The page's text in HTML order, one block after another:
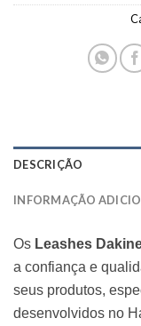
DESCRIÇÃO
INFORMAÇÃO
Os Leashes
a confiança e
seus produtos,
desenvolvidos no